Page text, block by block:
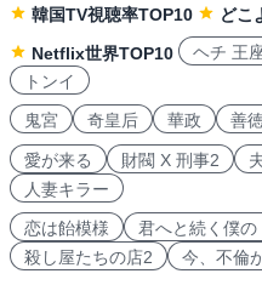
韓国TV視聴率TOP10
どこ
Netflix世界TOP10
ヘチ 王
トンイ
鬼宮
奇皇后 華政 善
愛が来る 財閥 X 刑事2
人妻キラー
恋は飴模様
君へと続く僕の
殺し屋たちの店2
今、不倫